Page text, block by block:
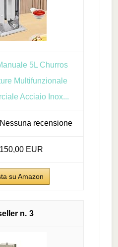
5L Churros
Multifunzionale
Acciaio Inox...
Nessuna recensione
150,00 EUR
su Amazon
3